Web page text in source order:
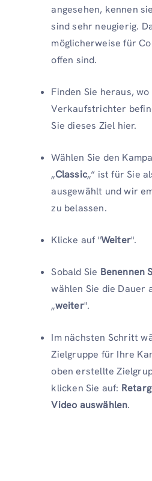
angesehen, kennen
sind sehr neugierig.
möglicherweise für
offen sind.
Finden Sie heraus,
Verkaufstrichter
Sie dieses Ziel hier.
Wählen Sie den
„Classic„“ ist für Sie
ausgewählt und wir
zu belassen.
Klicke auf "Weiter".
Sobald Sie Benennen
wählen Sie die Dauer
„weiter".
Im nächsten Schritt
Zielgruppe für Ihre
oben erstellte
klicken Sie auf:
Video auswählen.